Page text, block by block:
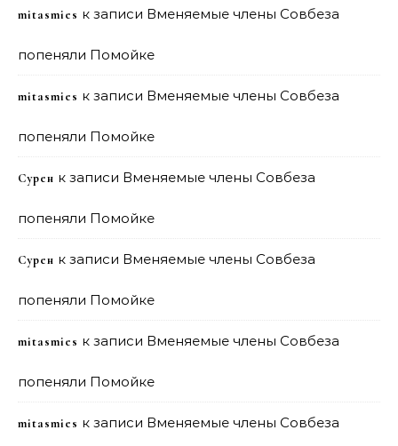
mitasmies к записи Вменяемые члены Совбеза
попеняли Помойке
mitasmies к записи Вменяемые члены Совбеза
попеняли Помойке
Сурен к записи Вменяемые члены Совбеза
попеняли Помойке
Сурен к записи Вменяемые члены Совбеза
попеняли Помойке
mitasmies к записи Вменяемые члены Совбеза
попеняли Помойке
mitasmies к записи Вменяемые члены Совбеза